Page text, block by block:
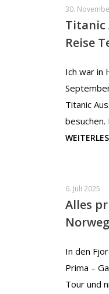
30.
Titanic
Reise
Ich war in
Titanic
6. Juli 2025
Alles
In den
Prima –
Tour und